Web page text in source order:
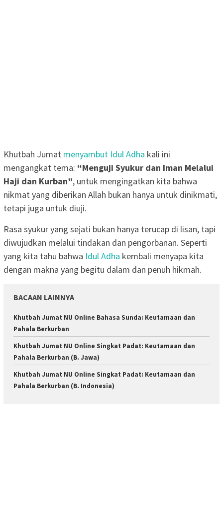
Khutbah Jumat menyambut Idul Adha kali ini
mengangkat tema: “Menguji Syukur dan Iman Melalui
Haji dan Kurban”, untuk mengingatkan kita bahwa
nikmat yang diberikan Allah bukan hanya untuk dinikmati,
tetapi juga untuk diuji.
Rasa syukur yang sejati bukan hanya terucap di lisan, tapi
diwujudkan melalui tindakan dan pengorbanan. Seperti
yang kita tahu bahwa Idul Adha kembali menyapa kita
dengan makna yang begitu dalam dan penuh hikmah.
BACAAN LAINNYA
Khutbah Jumat NU Online Bahasa Sunda: Keutamaan dan
Pahala Berkurban
Khutbah Jumat NU Online Singkat Padat: Keutamaan dan
Pahala Berkurban (B. Jawa)
Khutbah Jumat NU Online Singkat Padat: Keutamaan dan
Pahala Berkurban (B. Indonesia)